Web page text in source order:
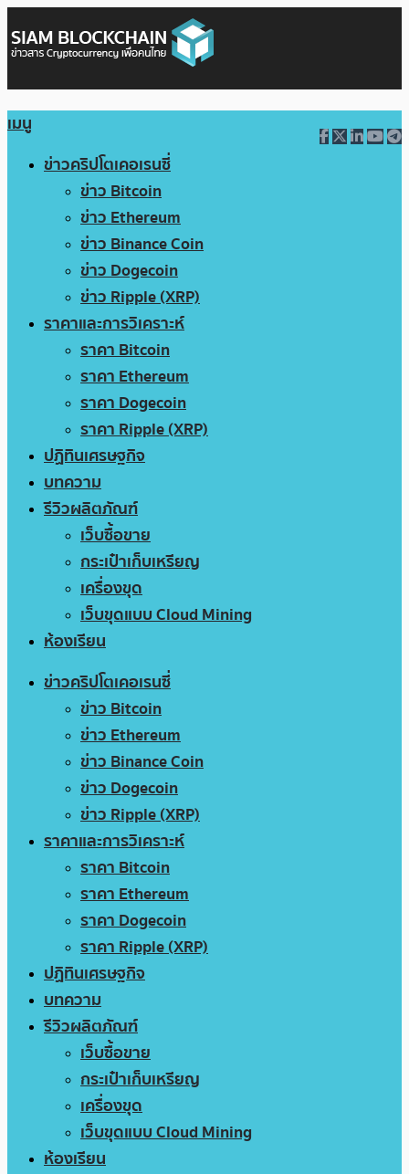
เมนู
ข่าวคริปโตเคอเรนซี่
ข่าว Bitcoin
ข่าว Ethereum
ข่าว Binance Coin
ข่าว Dogecoin
ข่าว Ripple (XRP)
ราคาและการวิเคราะห์
ราคา Bitcoin
ราคา Ethereum
ราคา Dogecoin
ราคา Ripple (XRP)
ปฏิทินเศรษฐกิจ
บทความ
รีวิวผลิตภัณฑ์
เว็บซื้อขาย
กระเป๋าเก็บเหรียญ
เครื่องขุด
เว็บขุดแบบ Cloud Mining
ห้องเรียน
ข่าวคริปโตเคอเรนซี่
ข่าว Bitcoin
ข่าว Ethereum
ข่าว Binance Coin
ข่าว Dogecoin
ข่าว Ripple (XRP)
ราคาและการวิเคราะห์
ราคา Bitcoin
ราคา Ethereum
ราคา Dogecoin
ราคา Ripple (XRP)
ปฏิทินเศรษฐกิจ
บทความ
รีวิวผลิตภัณฑ์
เว็บซื้อขาย
กระเป๋าเก็บเหรียญ
เครื่องขุด
เว็บขุดแบบ Cloud Mining
ห้องเรียน